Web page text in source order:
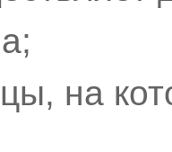
на